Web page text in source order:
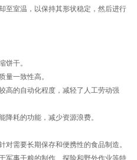
室温，以保持其形状稳定，然后进行
干。
一致性高。
的自动化程度，减轻了人工劳动强
耗的功能，减少资源浪费。
需要长期保存和便携性的食品制造。
军事干粮的制作、探险和野外作业等特